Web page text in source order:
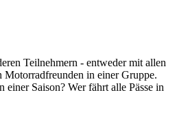
Teilnehmern - entweder mit allen
in einer Gruppe.
einer Saison? Wer fährt alle Pässe in